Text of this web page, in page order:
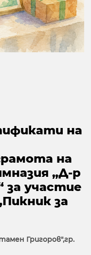
на
на
„Д-р
за участие
за
Григоров",гр.